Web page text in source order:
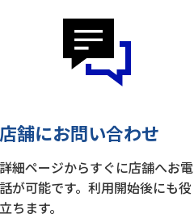
舗にお問い合わせ
細ページからすぐに店舗へお電
が可能です。利用開始後にも役
ちます。